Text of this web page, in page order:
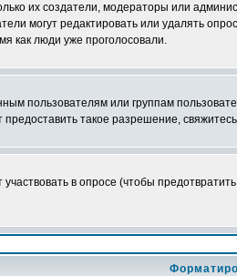
их создатели, модераторы или
могут редактировать или удалять
как люди уже проголосовали.
пользователям или группам
такое разрешение,
в опросе (чтобы